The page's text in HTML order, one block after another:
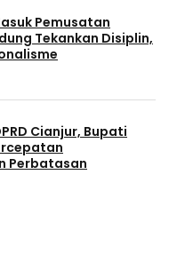
Pemusatan
Tekankan Disiplin,
Cianjur, Bupati
Perbatasan